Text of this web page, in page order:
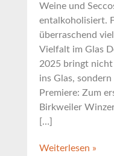
Weine und
entalkoholisiert.
überraschend
Vielfalt im Glas
2025 bringt nicht
ins Glas,
Premiere: Zum
Birkweiler
[…]
Weiterlesen »